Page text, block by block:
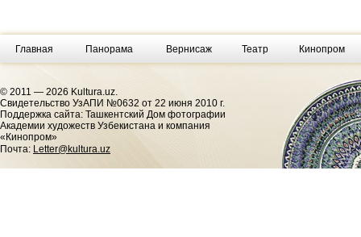
Главная Панорама Вернисаж Театр Кинопром
© 2011 — 2026 Kultura.uz.
Cвидетельство УзАПИ №0632 от 22 июня 2010 г.
Поддержка сайта: Ташкентский Дом фотографии
Академии художеств Узбекистана и компания
«Кинопром»
Почта: Letter@kultura.uz